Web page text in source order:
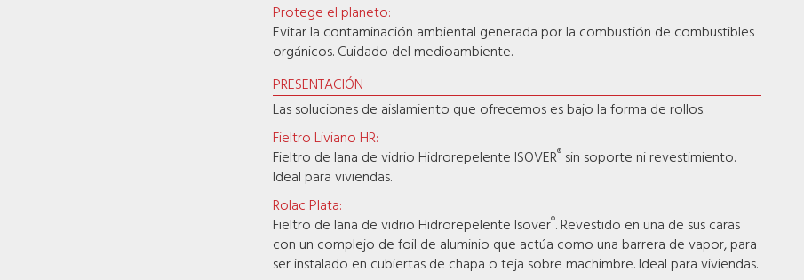
Protege el planeto:
Evitar la contaminación ambiental generada por la combustión de combustibles
orgánicos. Cuidado del medioambiente.
PRESENTACIÓN
Las soluciones de aislamiento que ofrecemos es bajo la forma de rollos.
Fieltro Liviano HR:
Fieltro de lana de vidrio Hidrorepelente ISOVER® sin soporte ni revestimiento.
Ideal para viviendas.
Rolac Plata:
Fieltro de lana de vidrio Hidrorepelente Isover®. Revestido en una de sus caras
con un complejo de foil de aluminio que actúa como una barrera de vapor, para
ser instalado en cubiertas de chapa o teja sobre machimbre. Ideal para viviendas.